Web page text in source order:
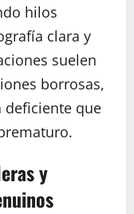
hilos
clara y
suelen
borrosas,
deficiente que
y